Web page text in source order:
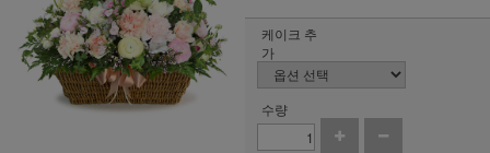
케이크 추
가
수량